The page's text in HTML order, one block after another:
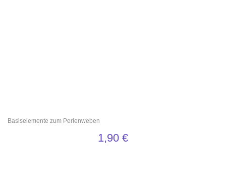
Basiselemente zum Perlenweben
1,90 €